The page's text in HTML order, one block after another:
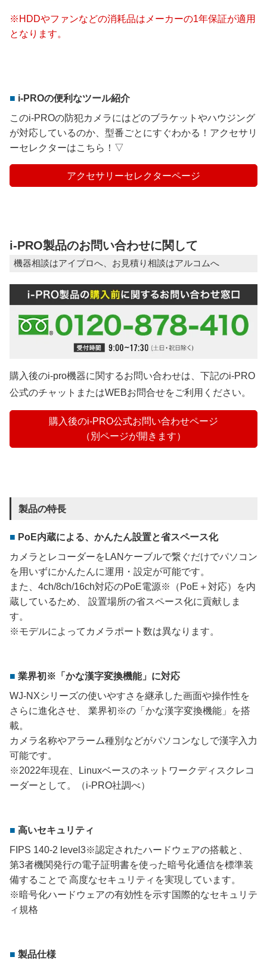
※HDDやファンなどの消耗品はメーカーの1年保証が適用
となります。
i-PROの便利なツール紹介
このi-PROの防犯カメラにはどのブラケットやハウジング
が対応しているのか、型番ごとにすぐわかる！アクセサリ
ーセレクターはこちら！▽
アクセサリーセレクターページ
i-PRO製品のお問い合わせに関して
機器相談はアイプロへ、お見積り相談はアルコムへ
購入後のi-pro機器に関するお問い合わせは、下記のi-PRO
公式のチャットまたはWEBお問合せをご利用ください。
購入後のi-PRO公式お問い合わせページ
（別ページが開きます）
製品の特長
PoE内蔵による、かんたん設置と省スペース化
カメラとレコーダーをLANケーブルで繋ぐだけでパソコン
を用いずにかんたんに運用・設定が可能です。
また、4ch/8ch/16ch対応のPoE電源※（PoE＋対応）を内
蔵しているため、 設置場所の省スペース化に貢献しま
す。
※モデルによってカメラポート数は異なります。
業界初※「かな漢字変換機能」に対応
WJ-NXシリーズの使いやすさを継承した画面や操作性を
さらに進化させ、 業界初※の「かな漢字変換機能」を搭
載。
カメラ名称やアラーム種別などがパソコンなしで漢字入力
可能です。
※2022年現在、Linuxベースのネットワークディスクレコ
ーダーとして。（i-PRO社調べ）
高いセキュリティ
FIPS 140-2 level3※認定されたハードウェアの搭載と、
第3者機関発行の電子証明書を使った暗号化通信を標準装
備することで 高度なセキュリティを実現しています。
※暗号化ハードウェアの有効性を示す国際的なセキュリテ
ィ規格
製品仕様